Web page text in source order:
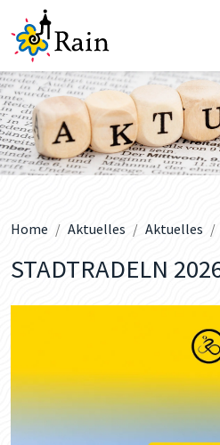
Home Aktuelles Aktuelles
STADTRADELN